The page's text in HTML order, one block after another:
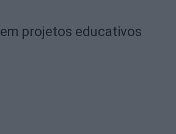
projetos educativos